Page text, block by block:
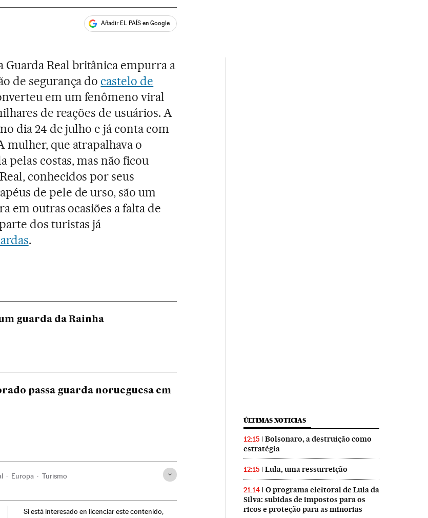
Añadir EL PAÍS en Google
Real britânica empurra a
de segurança do castelo de
em um fenômeno viral
de reações de usuários. A
dia 24 de julho e já conta com
mulher, que atrapalhava o
pelas costas, mas não ficou
conhecidos por seus
de pele de urso, são um
em outras ocasiões a falta de
dos turistas já
.
guarda da Rainha
passa guarda norueguesa em
Europa Turismo
Si está interesado en licenciar este contenido,
ÚLTIMAS NOTICIAS
12:15
Bolsonaro, a destruição como
estratégia
12:15 Lula, uma ressurreição
21:14
O programa eleitoral de Lula da
Silva: subidas de impostos para os
ricos e proteção para as minorias